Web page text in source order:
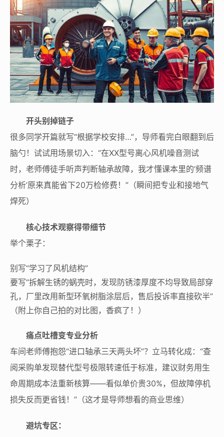
开头别掉链子
很多同学开篇就写“根据学校安排…”，导师看完白眼翻到后
脑勺！试试用场景切入：“在XX型号离心风机噪音测试
时，老师傅徒手听声判断轴承故障，我才懂课本里的‘频谱
分析’原来真能省下20万检修费！”（瞬间把专业和接地气
焊死）
核心技术观察得带细节
举个栗子：
别写“学习了风机结构”
要写“拆解生锈的蜗壳时，发现防锈漆厚度不均导致局部穿
孔，厂里改用新型环氧树脂涂层后，售后投诉率直接砍半”
（附上你自己拍的对比图，香疯了！）
痛点吐槽变专业分析
车间老师傅抱怨“进口轴承三天两头坏”？立马转化成：“查
阅采购单发现替代型号极限转速低于标准，建议财务用生
命周期成本法重新核算——看似单价贵30%，但故障停机
损失反而更省钱！”（这才是导师想看的商业思维）
避坑专区：